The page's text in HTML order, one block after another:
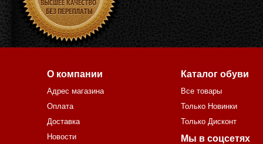
О компании
Адрес магазина
Оплата
Доставка
Новости
Каталог обуви
Все товары
Только Новинки
Только Дисконт
Мы в соцсетях